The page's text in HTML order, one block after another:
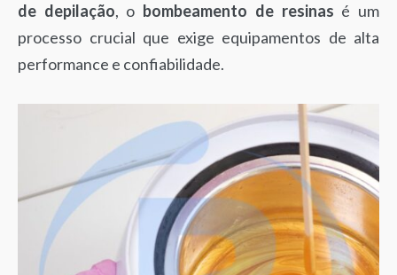
de depilação, o bombeamento de resinas é um
processo crucial que exige equipamentos de alta
performance e confiabilidade.